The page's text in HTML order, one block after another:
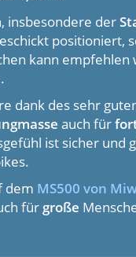
insbesondere der
positioniert,
kann empfehlen
.
dank des sehr
auch für
ist sicher und
dem MS500 von
für große